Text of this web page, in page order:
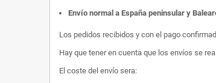
Envío normal a España peninsular y
Los pedidos recibidos y con el pago
Hay que tener en cuenta que los envíos se
El coste del envío sera: